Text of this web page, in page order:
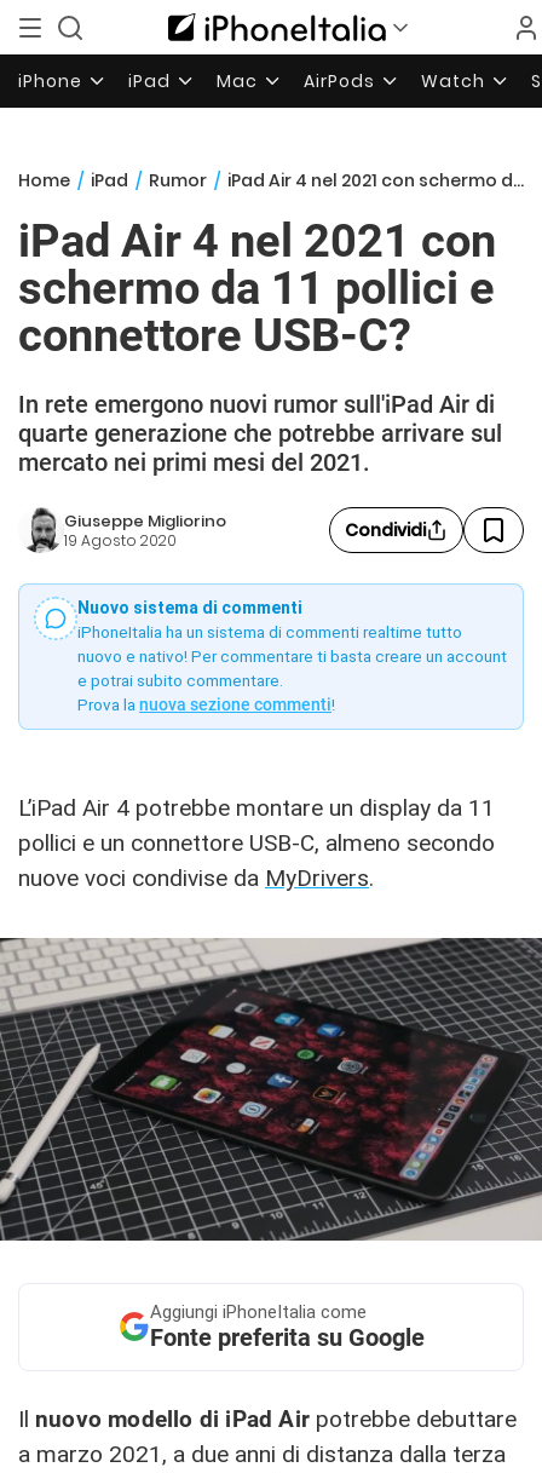
iPhone iPad Mac AirPods Watch
Home / iPad / Rumor / iPad Air 4 nel 2021 con schermo da 11 pollici e connettore USB-C?
iPad Air 4 nel 2021 con
schermo da 11 pollici e
connettore USB-C?
In rete emergono nuovi rumor sull'iPad Air di
quarte generazione che potrebbe arrivare sul
mercato nei primi mesi del 2021.
Giuseppe Migliorino
19 Agosto 2020 Condividi
Nuovo sistema di commenti
iPhoneItalia ha un sistema di commenti realtime tutto
nuovo e nativo! Per commentare ti basta creare un account
e potrai subito commentare.
Prova la nuova sezione commenti!
L’iPad Air 4 potrebbe montare un display da 11
pollici e un connettore USB-C, almeno secondo
nuove voci condivise da MyDrivers.
Aggiungi iPhoneItalia come
Fonte preferita su Google
Il nuovo modello di iPad Air potrebbe debuttare
a marzo 2021, a due anni di distanza dalla terza